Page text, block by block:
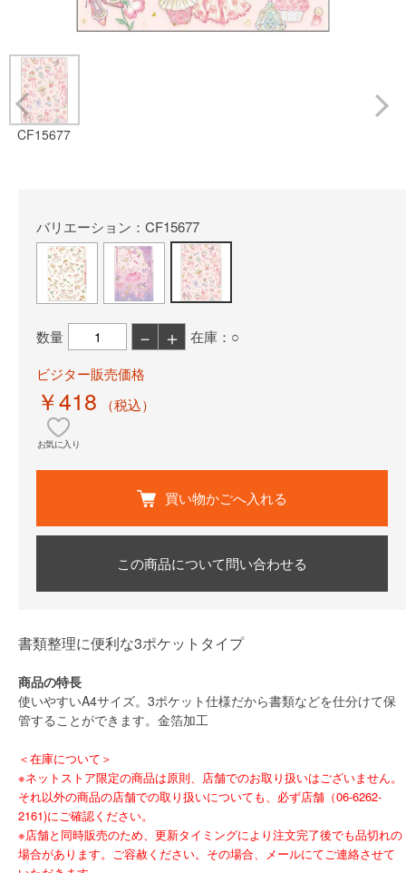
CF15677
Prev
バリエーション：CF15677
数量 － ＋
在庫：○
ビジター販売価格
￥418 （税込）
お気に入り
買い物かごへ入れる
この商品について問い合わせる
書類整理に便利な3ポケットタイプ
商品の特長
使いやすいA4サイズ。3ポケット仕様だから書類などを仕分けて保
管することができます。金箔加工
＜在庫について＞
※ネットストア限定の商品は原則、店舗でのお取り扱いはございません。
それ以外の商品の店舗での取り扱いについても、必ず店舗（06-6262-
2161)にご確認ください。
※店舗と同時販売のため、更新タイミングにより注文完了後でも品切れの
場合があります。ご容赦ください。その場合、メールにてご連絡させて